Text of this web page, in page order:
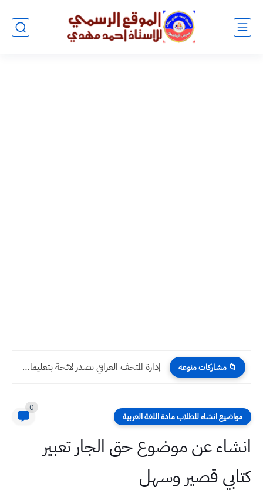
📁 مشاركات منوعه إدارة المتحف العراقي تصدر لائحة بتعليمات الزيارة 2023 وتحدد أسعار...
مواضيع انشاء للطلاب مادة اللغة العربية
0
انشاء عن موضوع حق الجار تعبير
كتابي قصير وسهل